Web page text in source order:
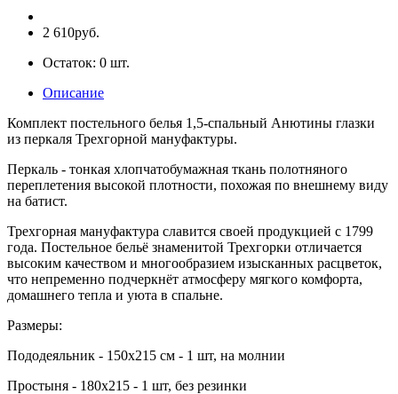
2 610руб.
Остаток: 0 шт.
Описание
Комплект постельного белья 1,5-спальный Анютины глазки
из перкаля Трехгорной мануфактуры.
Перкаль - тонкая хлопчатобумажная ткань полотняного
переплетения высокой плотности, похожая по внешнему виду
на батист.
Трехгорная мануфактура славится своей продукцией с 1799
года. Постельное бельё знаменитой Трехгорки отличается
высоким качеством и многообразием изысканных расцветок,
что непременно подчеркнёт атмосферу мягкого комфорта,
домашнего тепла и уюта в спальне.
Размеры:
Пододеяльник - 150х215 см - 1 шт, на молнии
Простыня - 180х215 - 1 шт, без резинки